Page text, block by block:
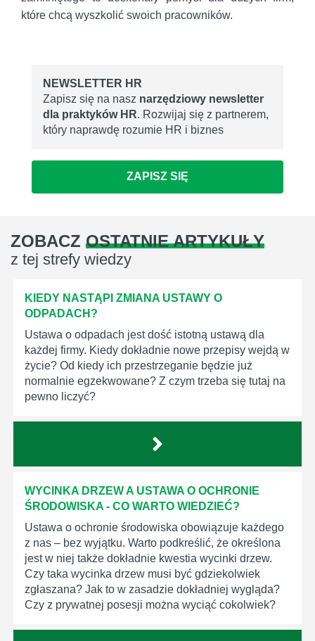
które chcą wyszkolić swoich pracowników.
NEWSLETTER HR
Zapisz się na nasz narzędziowy newsletter
dla praktyków HR. Rozwijaj się z partnerem,
który naprawdę rozumie HR i biznes
ZAPISZ SIĘ
ZOBACZ OSTATNIE ARTYKUŁY
z tej strefy wiedzy
KIEDY NASTĄPI ZMIANA USTAWY O
ODPADACH?
Ustawa o odpadach jest dość istotną ustawą dla
każdej firmy. Kiedy dokładnie nowe przepisy wejdą w
życie? Od kiedy ich przestrzeganie będzie już
normalnie egzekwowane? Z czym trzeba się tutaj na
pewno liczyć?
WYCINKA DRZEW A USTAWA O OCHRONIE
ŚRODOWISKA - CO WARTO WIEDZIEĆ?
Ustawa o ochronie środowiska obowiązuje każdego
z nas – bez wyjątku. Warto podkreślić, że określona
jest w niej także dokładnie kwestia wycinki drzew.
Czy taka wycinka drzew musi być gdziekolwiek
zgłaszana? Jak to w zasadzie dokładniej wygląda?
Czy z prywatnej posesji można wyciąć cokolwiek?